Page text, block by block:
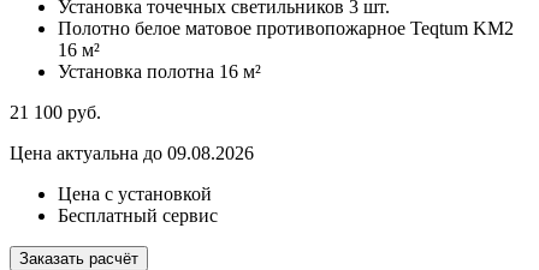
Установка точечных светильников 3 шт.
Полотно белое матовое противопожарное Teqtum KM2
16 м²
Установка полотна 16 м²
21 100 руб.
Цена актуальна до 09.08.2026
Цена с установкой
Бесплатный сервис
Заказать расчёт